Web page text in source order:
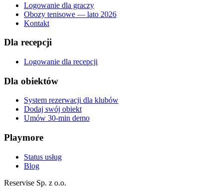
Logowanie dla graczy
Obozy tenisowe — lato 2026
Kontakt
Dla recepcji
Logowanie dla recepcji
Dla obiektów
System rezerwacji dla klubów
Dodaj swój obiekt
Umów 30-min demo
Playmore
Status usług
Blog
Reservise Sp. z o.o.